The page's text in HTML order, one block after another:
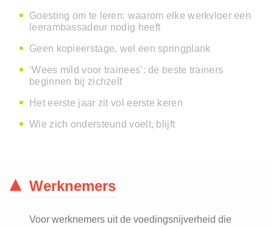
Goesting om te leren: waarom elke werkvloer een
leerambassadeur nodig heeft
Geen kopieerstage, wel een springplank
‘Wees mild voor trainees’: de beste trainers
beginnen bij zichzelf
Het eerste jaar zit vol eerste keren
Wie zich ondersteund voelt, blijft
Werknemers
Voor werknemers uit de voedingsnijverheid die